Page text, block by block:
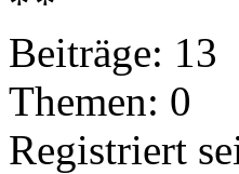
Beiträge: 13
Themen: 0
Registriert